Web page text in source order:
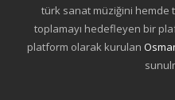
türk sanat müziğini hemde
toplamayı hedefleyen bir
platform olarak kurulan